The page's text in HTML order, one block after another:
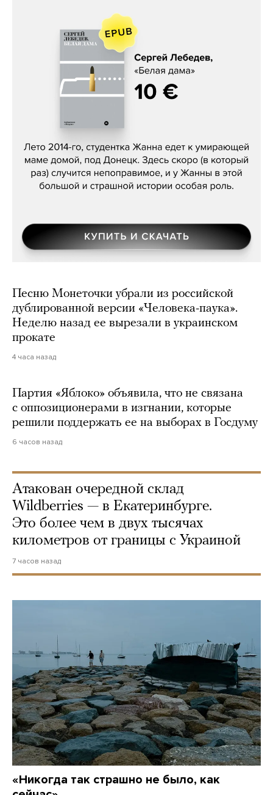
Сергей Лебедев, «Белая дама»
Песню Монеточки убрали из российской
дублированной версии «Человека-паука».
Неделю назад ее вырезали в украинском
прокате
4 часа назад
Партия «Яблоко» объявила, что не связана
с оппозиционерами в изгнании, которые
решили поддержать ее на выборах в Госдуму
6 часов назад
Атакован очередной склад
Wildberries — в Екатеринбурге.
Это более чем в двух тысячах
километров от границы с Украиной
7 часов назад
«Никогда так страшно не было, как